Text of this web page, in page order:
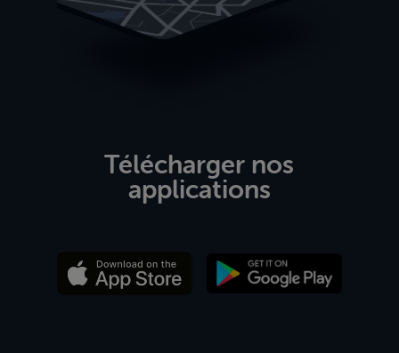
Télécharger nos
applications